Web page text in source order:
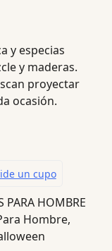
y especias
y maderas.
proyectar
ocasión.
PARA HOMBRE
Hombre,